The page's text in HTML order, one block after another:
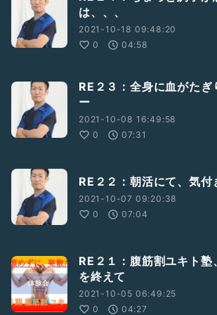
は、、、
2021-10-18 09:48:20
0
04:58
RE２３：全身に血がたぎ
ー
2021-10-08 16:49:58
0
07:31
RE２２：朝活にて、気付
2021-10-07 09:20:38
0
07:04
RE２１：腹筋割ユキト塾
を終えて
2021-10-05 06:49:25
0
04:27